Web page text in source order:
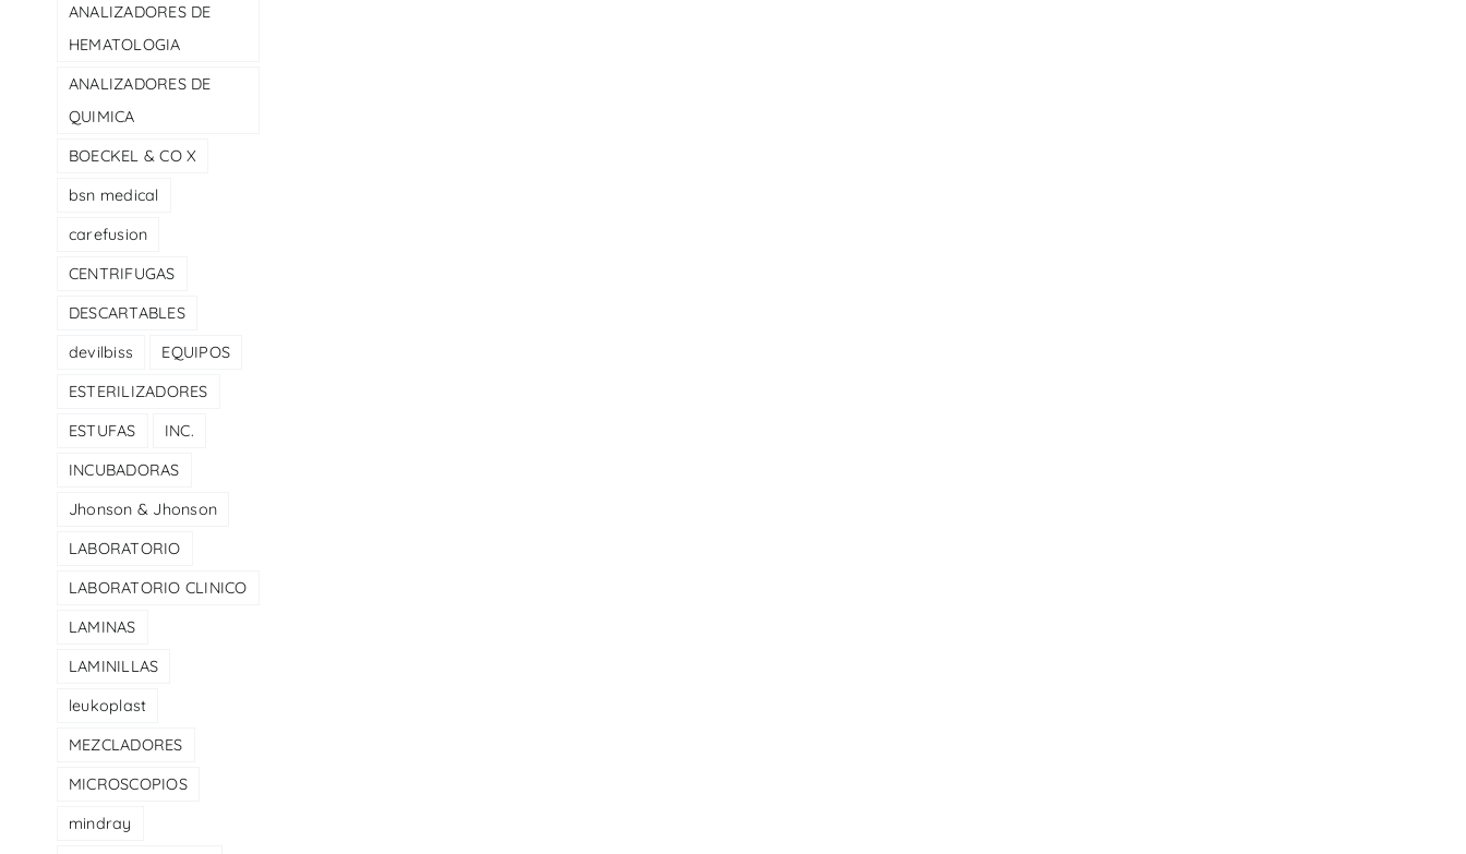
ANALIZADORES DE
HEMATOLOGIA
ANALIZADORES DE
QUIMICA
BOECKEL & CO X
bsn medical
carefusion
CENTRIFUGAS
DESCARTABLES
devilbiss
EQUIPOS
ESTERILIZADORES
ESTUFAS
INC.
INCUBADORAS
Jhonson & Jhonson
LABORATORIO
LABORATORIO CLINICO
LAMINAS
LAMINILLAS
leukoplast
MEZCLADORES
MICROSCOPIOS
mindray